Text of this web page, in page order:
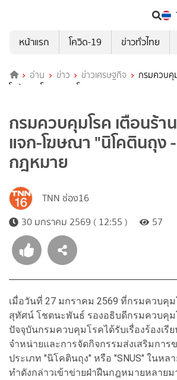
หน้าแรก
โควิด-19 ข่าวทั่วไทย
อ่าน ข่าว ข่าวเศรษฐกิจ
กรมควบคุ
โชว์-แจก-โฆษณา "นิโคตินถุง - SNUS" ผิดกฎหมาย
กรมควบคุมโรค เตือนร้า
แจก-โฆษณา "นิโคตินถุง
กฎหมาย
TNN ช่อง16
30 มกราคม 2569 ( 12:55 )
57
เมื่อวันที่ 27 มกราคม 2569 ที่กรมควบคุ
สุทัศน์ โชตนะพันธ์ รองอธิบดีกรมควบคุม
ปัจจุบันกรมควบคุมโรคได้รับเรื่องร้องเรีย
จำหน่ายและการจัดกิจกรรมส่งเสริมกา
ประเภท "นิโคตินถุง" หรือ "SNUS" ในหล
ทำดังกล่าวเข้าข่ายฝ่าฝืนกฎหมายหลายม